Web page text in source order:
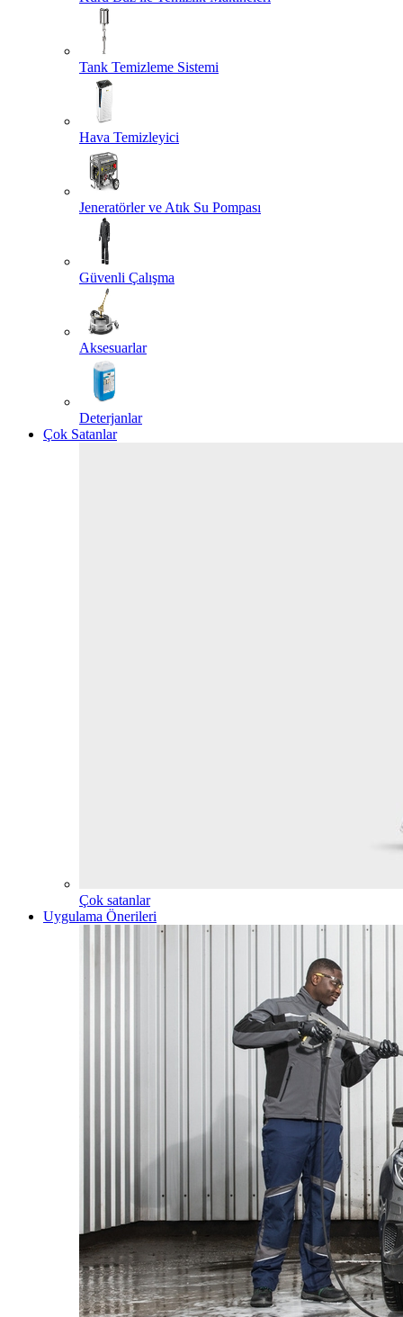
Tank Temizleme Sistemi
Hava Temizleyici
Jeneratörler ve Atık Su Pompası
Güvenli Çalışma
Aksesuarlar
Deterjanlar
Çok Satanlar
Çok satanlar
Uygulama Önerileri